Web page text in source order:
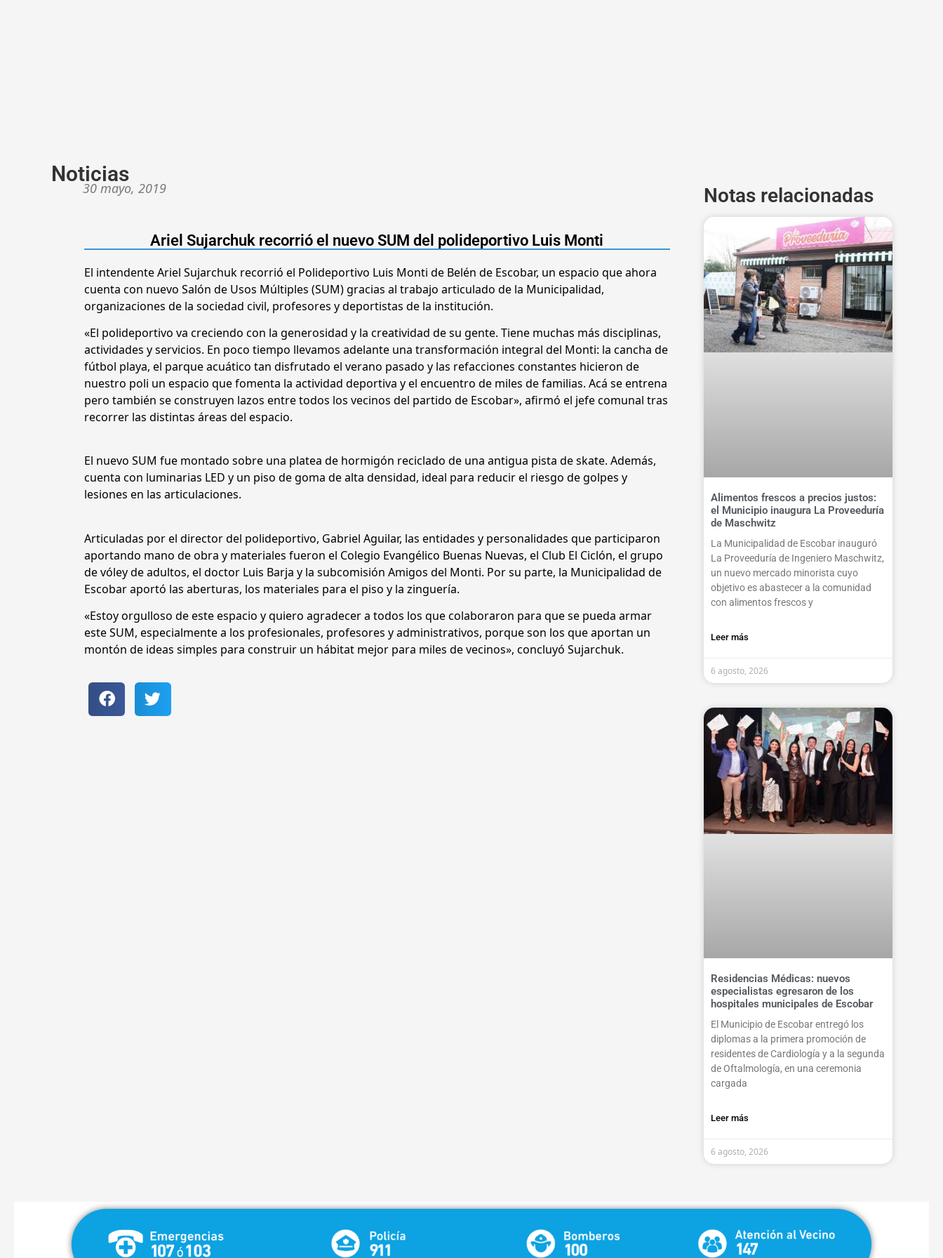
Noticias
30 mayo, 2019
Ariel Sujarchuk recorrió el nuevo SUM del polideportivo Luis Monti
El intendente Ariel Sujarchuk recorrió el Polideportivo Luis Monti de Belén de Escobar, un espacio que ahora
cuenta con nuevo Salón de Usos Múltiples (SUM) gracias al trabajo articulado de la Municipalidad,
organizaciones de la sociedad civil, profesores y deportistas de la institución.
«El polideportivo va creciendo con la generosidad y la creatividad de su gente. Tiene muchas más disciplinas,
actividades y servicios. En poco tiempo llevamos adelante una transformación integral del Monti: la cancha de
fútbol playa, el parque acuático tan disfrutado el verano pasado y las refacciones constantes hicieron de
nuestro poli un espacio que fomenta la actividad deportiva y el encuentro de miles de familias. Acá se entrena
pero también se construyen lazos entre todos los vecinos del partido de Escobar», afirmó el jefe comunal tras
recorrer las distintas áreas del espacio.
El nuevo SUM fue montado sobre una platea de hormigón reciclado de una antigua pista de skate. Además,
cuenta con luminarias LED y un piso de goma de alta densidad, ideal para reducir el riesgo de golpes y
lesiones en las articulaciones.
Articuladas por el director del polideportivo, Gabriel Aguilar, las entidades y personalidades que participaron
aportando mano de obra y materiales fueron el Colegio Evangélico Buenas Nuevas, el Club El Ciclón, el grupo
de vóley de adultos, el doctor Luis Barja y la subcomisión Amigos del Monti. Por su parte, la Municipalidad de
Escobar aportó las aberturas, los materiales para el piso y la zinguería.
«Estoy orgulloso de este espacio y quiero agradecer a todos los que colaboraron para que se pueda armar
este SUM, especialmente a los profesionales, profesores y administrativos, porque son los que aportan un
montón de ideas simples para construir un hábitat mejor para miles de vecinos», concluyó Sujarchuk.
Notas relacionadas
Alimentos frescos a precios justos:
el Municipio inaugura La Proveeduría
de Maschwitz
La Municipalidad de Escobar inauguró
La Proveeduría de Ingeniero Maschwitz,
un nuevo mercado minorista cuyo
objetivo es abastecer a la comunidad
con alimentos frescos y
Leer más
6 agosto, 2026
Residencias Médicas: nuevos
especialistas egresaron de los
hospitales municipales de Escobar
El Municipio de Escobar entregó los
diplomas a la primera promoción de
residentes de Cardiología y a la segunda
de Oftalmología, en una ceremonia
cargada
Leer más
6 agosto, 2026